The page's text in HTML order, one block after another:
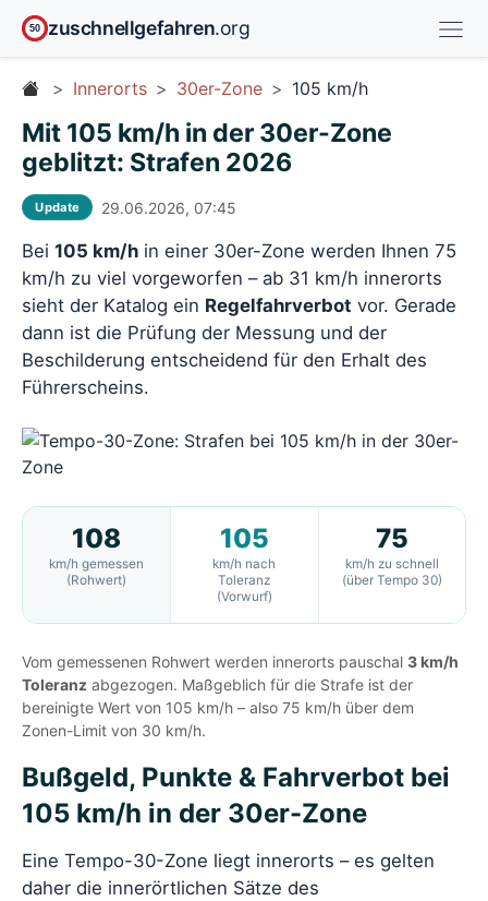
50 zuschnellgefahren.org
Innerorts 30er-Zone 105 km/h
Mit 105 km/h in der 30er-Zone
geblitzt: Strafen 2026
Update 29.06.2026, 07:45
Bei 105 km/h in einer 30er-Zone werden Ihnen 75
km/h zu viel vorgeworfen – ab 31 km/h innerorts
sieht der Katalog ein Regelfahrverbot vor. Gerade
dann ist die Prüfung der Messung und der
Beschilderung entscheidend für den Erhalt des
Führerscheins.
108
km/h gemessen
(Rohwert)
105
km/h nach
Toleranz
(Vorwurf)
75
km/h zu schnell
(über Tempo 30)
Vom gemessenen Rohwert werden innerorts pauschal 3 km/h
Toleranz abgezogen. Maßgeblich für die Strafe ist der
bereinigte Wert von 105 km/h – also 75 km/h über dem
Zonen-Limit von 30 km/h.
Bußgeld, Punkte & Fahrverbot bei
105 km/h in der 30er-Zone
Eine Tempo-30-Zone liegt innerorts – es gelten
daher die innerörtlichen Sätze des